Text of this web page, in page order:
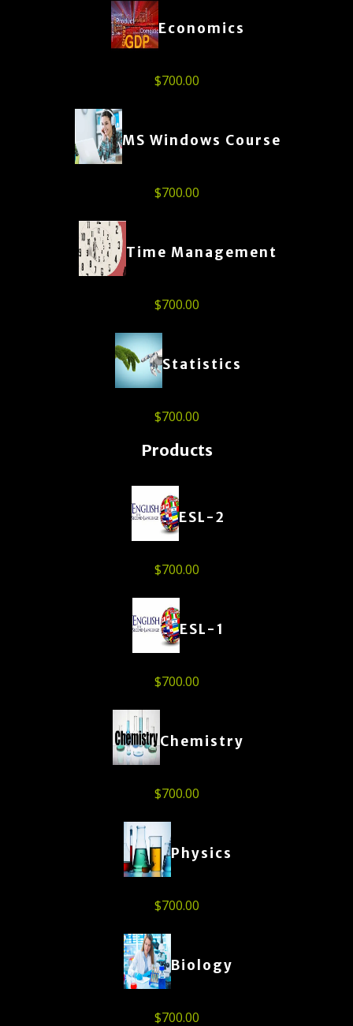
Economics
$700.00
MS Windows Course
$700.00
Time Management
$700.00
Statistics
$700.00
Products
ESL-2
$700.00
ESL-1
$700.00
Chemistry
$700.00
Physics
$700.00
Biology
$700.00